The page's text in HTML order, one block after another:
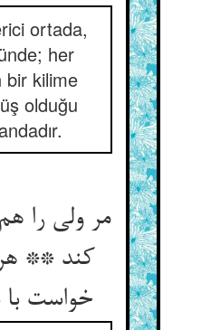
ortada,
her
bir kilime
olduğu
مر ولی را
کند ** هر
خواست با